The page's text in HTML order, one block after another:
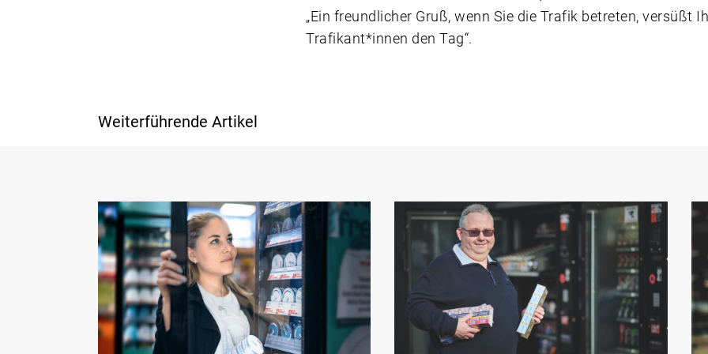
„Ein freundlicher Gruß, wenn Sie die Trafik betreten, versüßt
Trafikant*innen den Tag“.
Weiterführende Artikel